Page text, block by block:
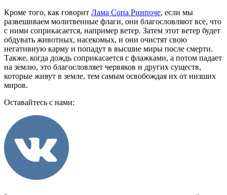
Кроме того, как говорит Лама Сопа Ринпоче, если мы
развешиваем молитвенные флаги, они благословляют все, что
с ними соприкасается, например ветер. Затем этот ветер будет
обдувать животных, насекомых, и они очистят свою
негативную карму и попадут в высшие миры после смерти.
Также, когда дождь соприкасается с флажками, а потом падает
на землю, это благословляет червяков и других существ,
которые живут в земле, тем самым освобождая их от низших
миров.
Оставайтесь с нами: